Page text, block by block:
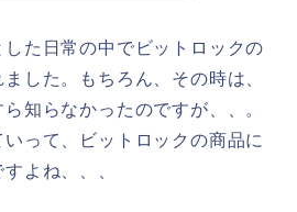
た日常の中でビットロックの
した。もちろん、その時は、
知らなかったのですが、、。
って、ビットロックの商品に
よね、、、